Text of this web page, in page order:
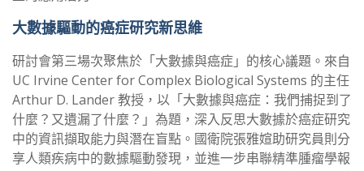
大數據驅動的癌症研究新思維
研討會第三場次聚焦於「大數據與癌症」的核心議題。來自
UC Irvine Center for Complex Biological Systems 的主任
Arthur D. Lander 教授，以「大數據與癌症：我們捕捉到了
什麼？又遺漏了什麼？」為題，深入反思大數據於癌症研究
中的資訊擷取能力與潛在盲點。國衛院張雅媗助研究員則分
享人類疾病中的數據驅動發現，並進一步串聯精準腫瘤學報